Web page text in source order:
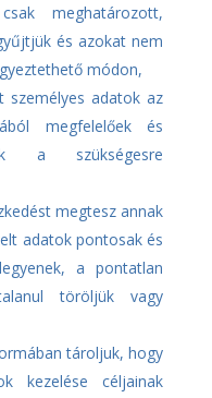
meghatározott,
és azokat nem
módon,
adatok az
megfelelőek és
a szükségesre
megtesz annak
adatok pontosak és
a pontatlan
töröljük vagy
tároljuk, hogy
kezelése céljainak